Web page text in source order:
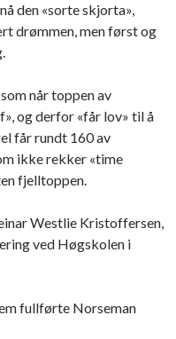
den «sorte skjorta»,
drømmen, men først og
når toppen av
og derfor «får lov» til å
får rundt 160 av
ikke rekker «time
fjelltoppen.
Westlie Kristoffersen,
ved Høgskolen i
fullførte Norseman